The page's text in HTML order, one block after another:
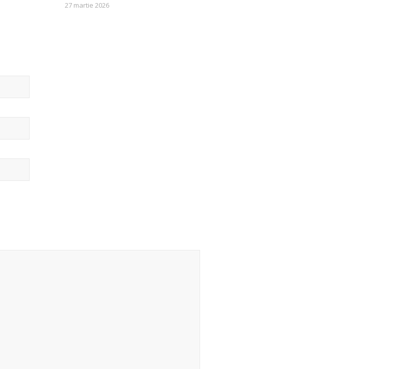
27 martie 2026